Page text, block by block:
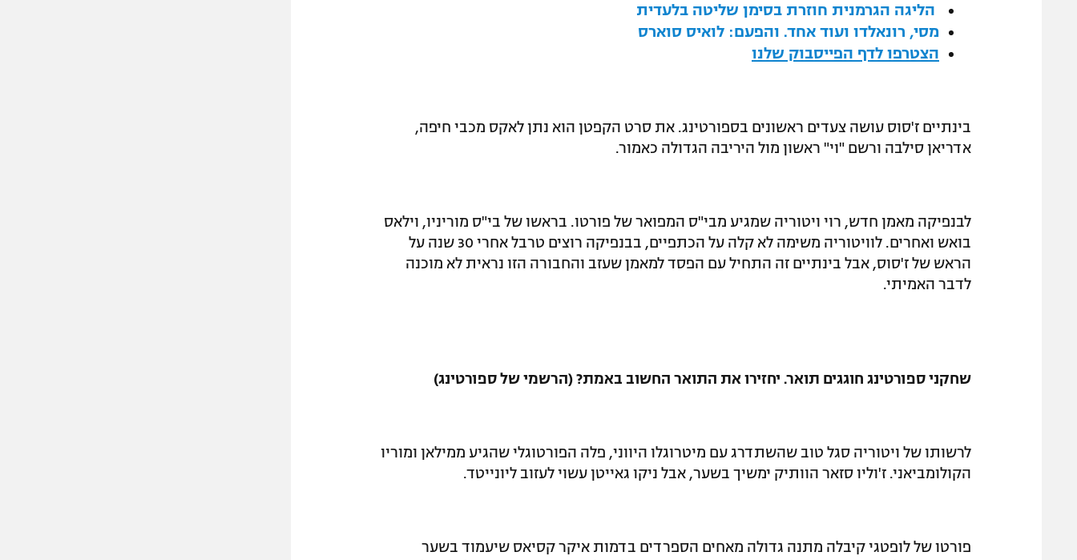
הליגה הגרמנית חוזרת בסימן שליטה בלעדית
מסי, רונאלדו ועוד אחד. והפעם: לואיס סוארס
הצטרפו לדף הפייסבוק שלנו
בינתיים ז'סוס עושה צעדים ראשונים בספורטינג. את סרט הקפטן הוא נתן לאקס מכבי חיפה,
אדריאן סילבה ורשם "וי" ראשון מול היריבה הגדולה כאמור.
לבנפיקה מאמן חדש, רוי ויטוריה שמגיע מבי"ס המפואר של פורטו. בראשו של בי"ס מוריניו, וילאס
בואש ואחרים. לוויטוריה משימה לא קלה על הכתפיים, בבנפיקה רוצים טרבל אחרי 30 שנה על
הראש של ז'סוס, אבל בינתיים זה התחיל עם הפסד למאמן שעזב והחבורה הזו נראית לא מוכנה
לדבר האמיתי.
שחקני ספורטינג חוגגים תואר. יחזירו את התואר החשוב באמת? (הרשמי של ספורטינג)
לרשותו של ויטוריה סגל טוב שהשתדרג עם מיטרוגלו היווני, פלה הפורטוגלי שהגיע ממילאן ומוריו
הקולומביאני. ז'וליו סזאר הוותיק ימשיך בשער, אבל ניקו גאייטן עשוי לעזוב ליונייטד.
פורטו של לופטגי קיבלה מתנה גדולה מאחים הספרדים בדמות איקר קסיאס שיעמוד בשער